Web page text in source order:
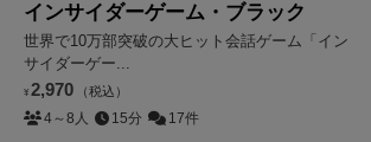
インサイダーゲーム・ブラック
世界で10万部突破の大ヒット会話ゲーム「イン
サイダーゲー...
¥ 2,970 （税込）
4～8人 15分 17件